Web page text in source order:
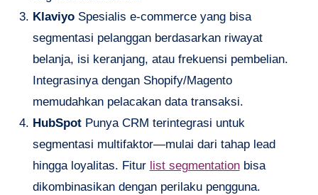
KlaviyoSpesialis e-commerce yang bisa
segmentasi pelanggan berdasarkan riwayat
belanja, isi keranjang, atau frekuensi pembelian.
Integrasinya dengan Shopify/Magento
memudahkan pelacakan data transaksi.
HubSpotPunya CRM terintegrasi untuk
segmentasi multifaktor—mulai dari tahap lead
hingga loyalitas. Fitur list segmentationbisa
dikombinasikan dengan perilaku pengguna.